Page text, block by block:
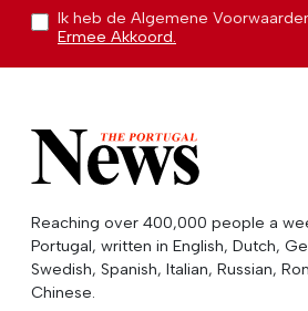
Ik heb de Algemene
Ermee Akkoord.
Reaching over 400,000 people a
Portugal, written in English, Dutch,
Swedish, Spanish, Italian, Russian,
Chinese.